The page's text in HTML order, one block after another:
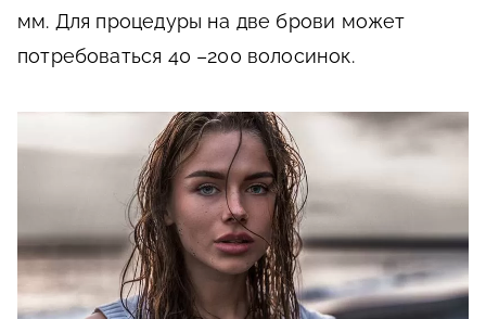
мм. Для процедуры на две брови может
потребоваться 40 –200 волосинок.